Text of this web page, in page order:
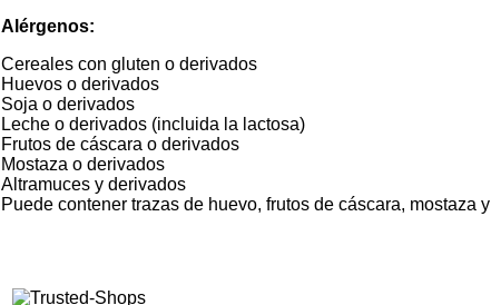
Alérgenos:
Cereales con gluten o derivados
Huevos o derivados
Soja o derivados
Leche o derivados (incluida la lactosa)
Frutos de cáscara o derivados
Mostaza o derivados
Altramuces y derivados
Puede contener trazas de huevo, frutos de cáscara, mostaza